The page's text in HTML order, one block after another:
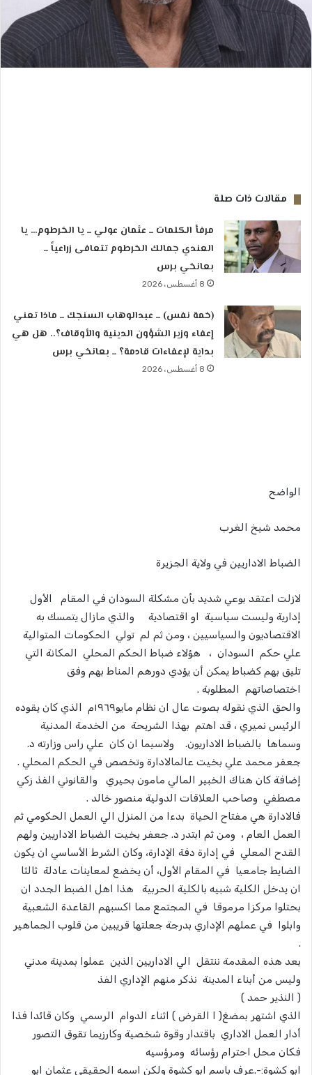
مقالات ذات صلة
مرفأ الكلمات ــ عثمان عولي ــ يا الخرطوم… يا
العندي جمالك الخرطوم تتعافى زراعياً ــ
بعانخي برس
8 أغسطس، 2026
(خمة نفس) ــ عبدالوهاب السنجك ــ ماذا تعني
إعفاء وزير الشؤون الدينية والأوقاف؟.. هل هي
بداية لإعفاءات قادمة؟ ــ بعانخي برس
8 أغسطس، 2026
الواضح
محمد شيخ الغرب
الضباط الاداريين في ولاية الجزيرة
لازلت اعتقد بوعي شديد بأن مشكلة السودان في المقام الأول
إدارية وليست سياسية او اقتصادية والذي مازال يتمسك به
الاقتصاديون والسياسيين ، ومن ثم لم تولي الحكومات المتوالية
علي حكم السودان ، هؤلاء ضباط الحكم المحلي المكانة التي
تليق بهم كضباط يمكن أن يؤدي دورهم المناط بهم وفق
اختصاصاتهم المطلوبة .
والحق الذي نقوله بصوت عال ان نظام مايو١٩٦٩م الذي كان يقوده
الرئيس نميري ، قد اهتم بهذا الشريحة من الخدمة المدنية
وسماها بالضباط الاداريون. ولاسيما ان كان علي راس وزارته د.
جعفر محمد علي بخيت عالمالادارة وتخصص في الحكم المحلي .
إضافة كان هناك الخبير المالي مامون بحيري والقانوني الفذ زكي
مصطفي وصاحب العلاقات الدولية منصور خالد .
فالادارة هي مفتاح الحياة بدءا من المنزل الي العمل الحكومي ثم
العمل العام ، ومن ثم ابتدر د. جعفر بخيت الضباط الاداريين ولهم
القدح المعلي في إدارة دفة الإدارة، وكان الشرط الأساسي ان يكون
الضايط جامعيا في المقام الأول، أن يخضع لمعاينات عادلة ثالثا
ان يدخل الكلية شبيه بالكلية الحربية هذا اهل الضبط الجدد ان
بحتلوا مركزا مرموقا في المجتمع مما اكسبهم القاعدة الشعبية
وابلوا في عملهم الإداري بدرجة جعلتها قريبين من قلوب الجماهير
.
بعد هذه المقدمة ننتقل الي الاداريين الذين عملوا بمدينة مدني
وليس من أبناء المدينة نذكر منهم الإداري الفذ
( النذير حمد )
الذي اشتهر بمضغ( ا القرض ) اثناء الدوام الرسمي وكان قائدا فذا
أدار العمل الاداري باقتدار وقوة شخصية وكارزيما تقوق التصور
فكان محل احترام رؤسائه ومرؤسيه
ابو كشوة:-.عرف باسم ابو كشوة ولكن اسمه الحقيقي عثمان ابو